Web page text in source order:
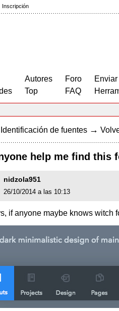
Inscripción
Autores
Top
Foro
FAQ
Identificación de fuentes →
help me find this
nidzola951
26/10/2014 a las 10:13
if anyone maybe knows witch